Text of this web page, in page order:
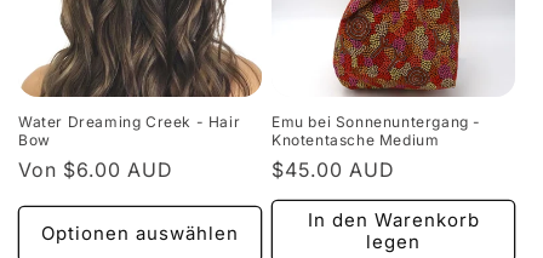
Water Dreaming Creek - Hair
Bow
Normaler
Von $6.00 AUD
Optionen auswählen
Emu bei Sonnenuntergang -
Knotentasche Medium
Normaler
Preis
$45.00 AUD
In den Warenkorb
legen